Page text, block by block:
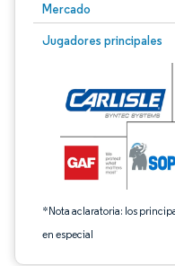
Mercado
Jugadores principales
*Nota aclaratoria: los
en especial
Imagen © Mordor